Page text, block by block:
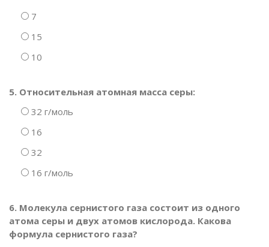
7
15
10
5. Относительная атомная масса серы:
32 г/моль
16
32
16 г/моль
6. Молекула сернистого газа состоит из одного
атома серы и двух атомов кислорода. Какова
формула сернистого газа?